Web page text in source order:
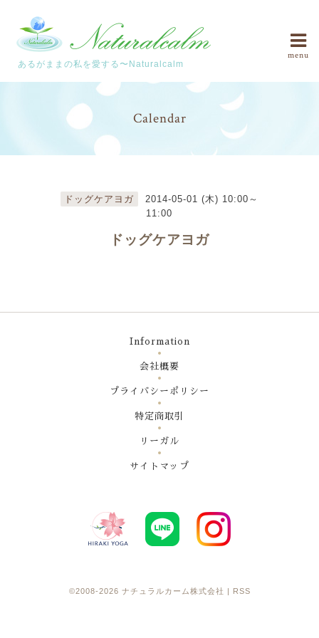
あるがままの私を愛する〜Naturalcalm
menu
Calendar
ドッグケアヨガ
2014-05-01 (木) 10:00～
11:00
ドッグケアヨガ
Information
会社概要
プライバシーポリシー
特定商取引
リーガル
サイトマップ
©2008-2026 ナチュラルカーム株式会社 RSS